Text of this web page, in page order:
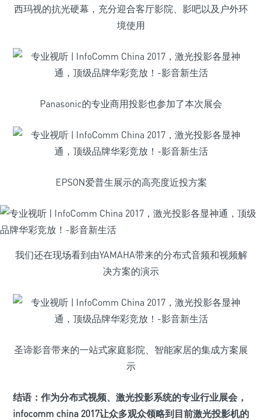
西玛视的抗光硬幕，充分迎合客厅影院、影吧以及户外环
境使用
Panasonic的专业商用投影也参加了本次展会
EPSON爱普生展示的高亮度近投方案
我们还在现场看到由YAMAHA带来的分布式音频和视频解
决方案的演示
圣谛影音带来的一站式家庭影院、智能家居的集成方案展
示
结语：作为分布式视频、激光投影系统的专业行业展会，
infocomm china 2017让众多观众领略到目前激光投影机的